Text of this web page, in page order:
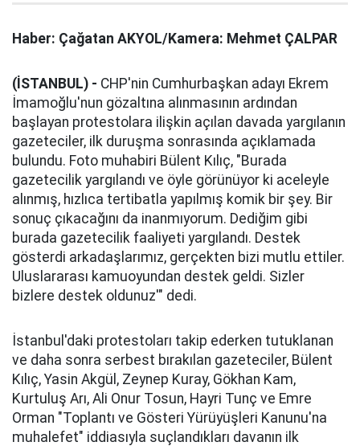
Haber: Çağatan AKYOL/Kamera: Mehmet ÇALPAR
(İSTANBUL) - CHP'nin Cumhurbaşkan adayı Ekrem
İmamoğlu'nun gözaltına alınmasının ardından
başlayan protestolara ilişkin açılan davada yargılanın
gazeteciler, ilk duruşma sonrasında açıklamada
bulundu. Foto muhabiri Bülent Kılıç, "Burada
gazetecilik yargılandı ve öyle görünüyor ki aceleyle
alınmış, hızlıca tertibatla yapılmış komik bir şey. Bir
sonuç çıkacağını da inanmıyorum. Dediğim gibi
burada gazetecilik faaliyeti yargılandı. Destek
gösterdi arkadaşlarımız, gerçekten bizi mutlu ettiler.
Uluslararası kamuoyundan destek geldi. Sizler
bizlere destek oldunuz'" dedi.
İstanbul'daki protestoları takip ederken tutuklanan
ve daha sonra serbest bırakılan gazeteciler, Bülent
Kılıç, Yasin Akgül, Zeynep Kuray, Gökhan Kam,
Kurtuluş Arı, Ali Onur Tosun, Hayri Tunç ve Emre
Orman "Toplantı ve Gösteri Yürüyüşleri Kanunu'na
muhalefet" iddiasıyla suçlandıkları davanın ilk